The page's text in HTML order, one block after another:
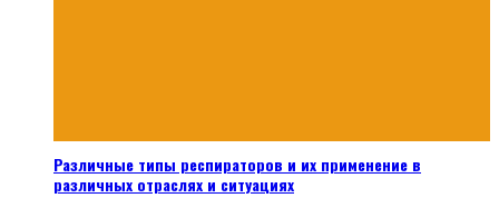
Различные типы респираторов и их применение в
различных отраслях и ситуациях